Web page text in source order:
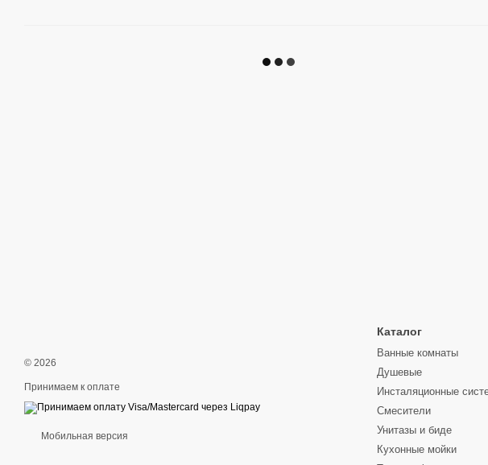
© 2026
Принимаем к оплате
Мобильная версия
Каталог
Ванные комнаты
Душевые
Инсталяционные
Смесители
Унитазы и биде
Кухонные мойки